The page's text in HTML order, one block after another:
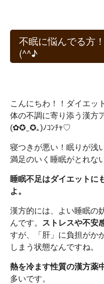
不眠に悩んでる方
(^^♪
こんにちわ！！ダイエッ
体の不調に寄り添う漢方
(✿✪‿✪｡)ﾉｺﾝﾁｬ♡
寝つきが悪い！眠りが浅
満足のいく睡眠がとれな
睡眠不足はダイエットに
よ。
漢方的には、よい睡眠の
んです。
ストレスや不安
すが、「肝」に負担がか
しまう状態なんですね。
熱を冷ます性質の漢方薬
多いです。